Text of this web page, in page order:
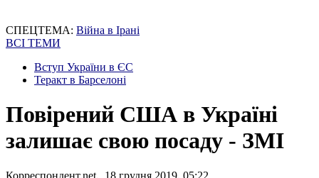
СПЕЦТЕМА: Війна в Ірані
ВСІ ТЕМИ
Вступ України в ЄС
Теракт в Барселоні
Повірений США в Україні
залишає свою посаду - ЗМІ
Корреспондент.net, 18 грудня 2019, 05:22